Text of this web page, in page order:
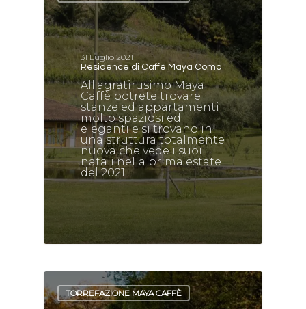
31 Luglio 2021
Residence di Caffè Maya Como
All'agratirusimo Maya
Caffè potrete trovare
stanze ed appartamenti
molto spaziosi ed
eleganti e si trovano in
una struttura totalmente
nuova che vede i suoi
natali nella prima estate
del 2021…
TORREFAZIONE MAYA CAFFÈ